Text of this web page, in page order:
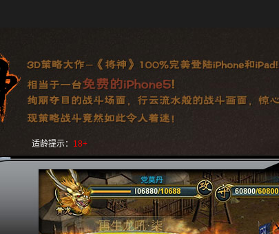
适龄提示： 18+